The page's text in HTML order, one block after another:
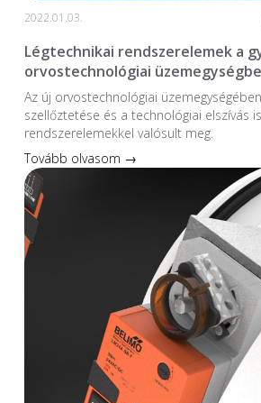
2022.01.03.
Légtechnikai rendszerelemek a
orvostechnológiai
Az új orvostechnológiai
szellőztetése és a technológiai elszívás
rendszerelemekkel valósult meg.
Tovább olvasom →